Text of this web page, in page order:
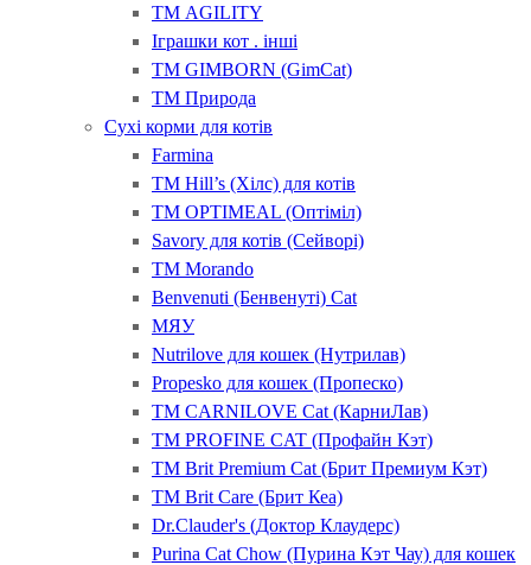
ТМ AGILITY
Іграшки кот . інші
ТМ GIMBORN (GimCat)
ТМ Природа
Сухі корми для котів
Farmina
ТМ Hill’s (Хілс) для котів
ТМ OPTIMEAL (Оптіміл)
Savory для котів (Сейворі)
ТМ Morando
Benvenuti (Бенвенуті) Cat
МЯУ
Nutrilove для кошек (Нутрилав)
Propesko для кошек (Пропеско)
ТМ CARNILOVE Cat (КарниЛав)
ТМ PROFINE CAT (Профайн Кэт)
ТМ Brit Premium Cat (Брит Премиум Кэт)
ТМ Brit Care (Брит Кеа)
Dr.Clauder's (Доктор Клаудерс)
Purina Cat Chow (Пурина Кэт Чау) для кошек